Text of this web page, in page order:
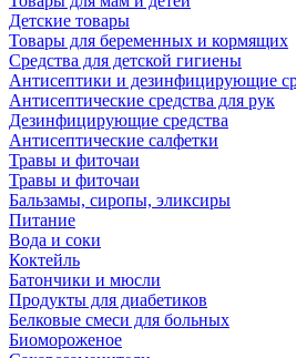
Детские товары
Товары для беременных и кормящих
Средства для детской гигиены
Антисептики и дезинфицирующие
Антисептические средства для рук
Дезинфицирующие средства
Антисептические салфетки
Травы и фиточаи
Травы и фиточаи
Бальзамы, сиропы, эликсиры
Питание
Вода и соки
Коктейль
Батончики и мюсли
Продукты для диабетиков
Белковые смеси для больных
Биомороженое